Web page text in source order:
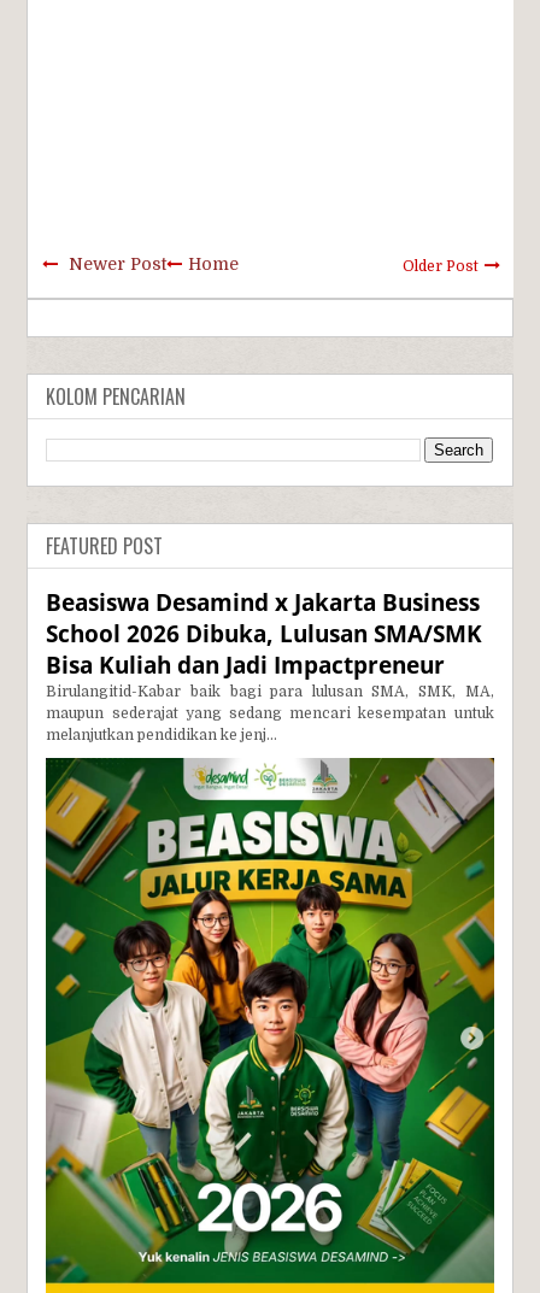
Newer Post Older Post
Home
KOLOM PENCARIAN
FEATURED POST
Beasiswa Desamind x Jakarta Business
School 2026 Dibuka, Lulusan SMA/SMK
Bisa Kuliah dan Jadi Impactpreneur
Birulangitid-Kabar baik bagi para lulusan SMA, SMK, MA,
maupun sederajat yang sedang mencari kesempatan untuk
melanjutkan pendidikan ke jenj...